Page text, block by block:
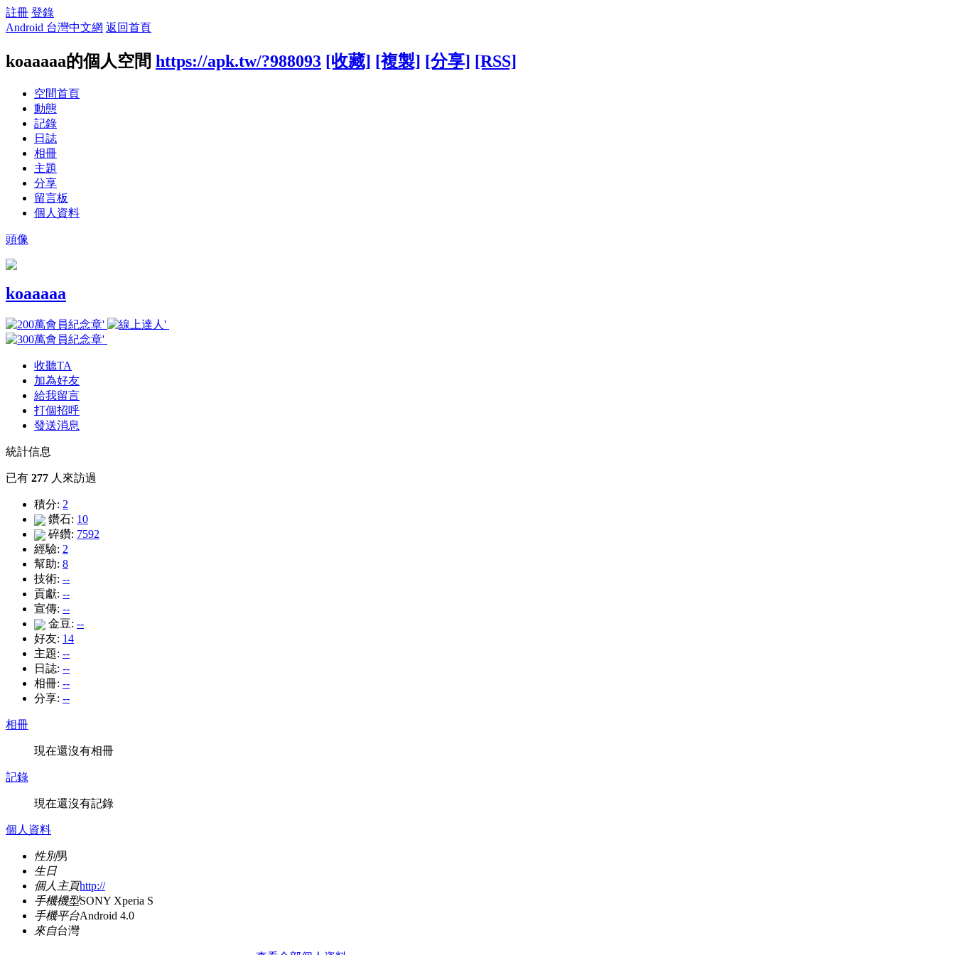
註冊 登錄
Android 台灣中文網 返回首頁
koaaaaa的個人空間 https://apk.tw/?988093 [收藏] [複製] [分享] [RSS]
空間首頁
動態
記錄
日誌
相冊
主題
分享
留言板
個人資料
頭像
koaaaaa
收聽TA
加為好友
給我留言
打個招呼
發送消息
統計信息
已有 277 人來訪過
積分: 2
鑽石: 10
碎鑽: 7592
經驗: 2
幫助: 8
技術: --
貢獻: --
宣傳: --
金豆: --
好友: 14
主題: --
日誌: --
相冊: --
分享: --
相冊
現在還沒有相冊
記錄
現在還沒有記錄
個人資料
性別男
生日
個人主頁http://
手機機型SONY Xperia S
手機平台Android 4.0
來自台灣